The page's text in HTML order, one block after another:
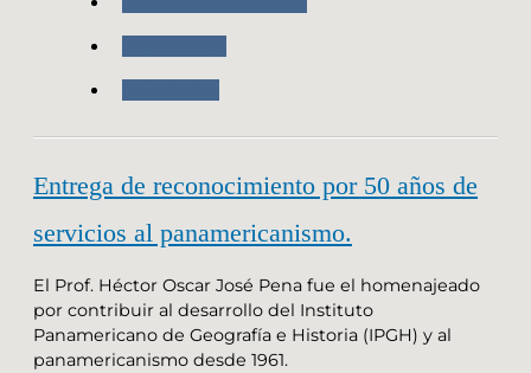
Entrega de reconocimiento por 50 años de
servicios al panamericanismo.
El Prof. Héctor Oscar José Pena fue el homenajeado
por contribuir al desarrollo del Instituto
Panamericano de Geografía e Historia (IPGH) y al
panamericanismo desde 1961.